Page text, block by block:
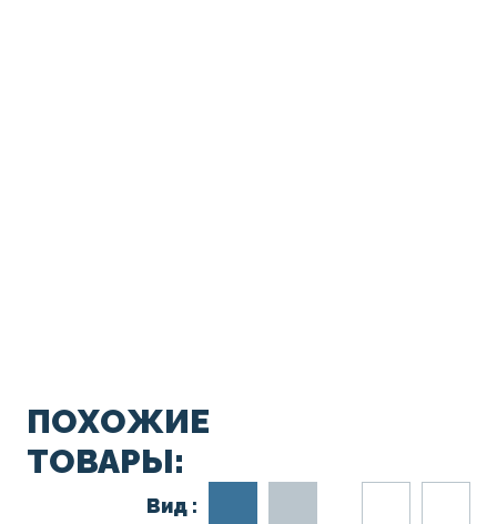
ПОХОЖИЕ
ТОВАРЫ:
Вид :